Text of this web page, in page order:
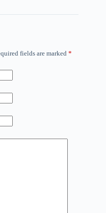
fields are marked *